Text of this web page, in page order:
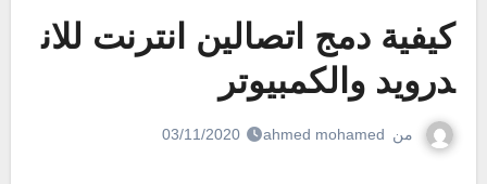
كيفية دمج اتصالين انترنت للان
درويد والكمبيوتر
من ahmed mohamed
03/11/2020